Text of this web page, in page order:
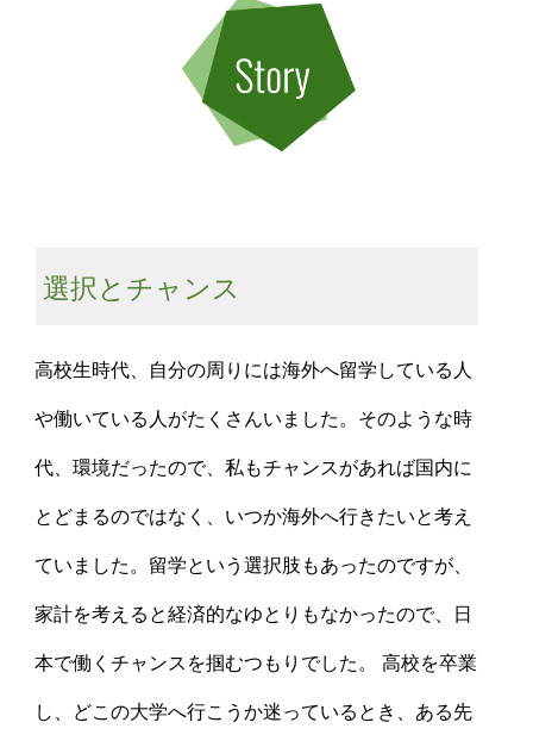
選択とチャンス
高校生時代、自分の周りには海外へ留学している人
や働いている人がたくさんいました。そのような時
代、環境だったので、私もチャンスがあれば国内に
とどまるのではなく、いつか海外へ行きたいと考え
ていました。留学という選択肢もあったのですが、
家計を考えると経済的なゆとりもなかったので、日
本で働くチャンスを掴むつもりでした。 高校を卒業
し、どこの大学へ行こうか迷っているとき、ある先